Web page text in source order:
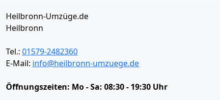
Heilbronn-Umzüge.de
Heilbronn
Tel.: 01579-2482360
E-Mail: info@heilbronn-umzuege.de
Öffnungszeiten: Mo - Sa: 08:30 - 19:30 Uhr